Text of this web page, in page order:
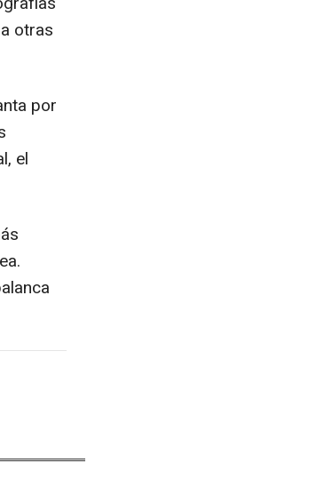
otras
por
el